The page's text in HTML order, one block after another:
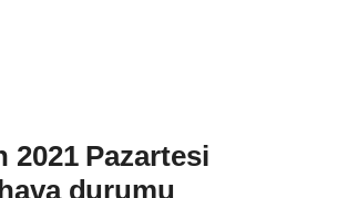
2021 Pazartesi
durumu